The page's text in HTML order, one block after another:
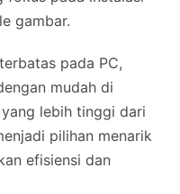
gambar.
pada PC,
mudah di
lebih tinggi dari
pilihan menarik
efisiensi dan